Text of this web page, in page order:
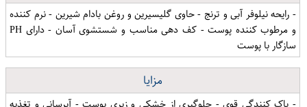
- رایحه نیلوفر آبی و ترنج - حاوی گلیسیرین و روغن بادام شیرین - نرم کننده
و مرطوب کننده پوست - کف دهی مناسب و شستشوی آسان - دارای PH
سازگار با پوست
مزایا
- پاک کنندگی قوی - جلوگیری از خشکی و زبری پوست - آبرسانی و تغذیه